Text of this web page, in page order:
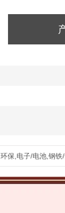
环保,电子/电池,钢铁